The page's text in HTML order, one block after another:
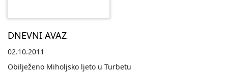
DNEVNI AVAZ
02.10.2011
Obilježeno Miholjsko ljeto u Turbetu